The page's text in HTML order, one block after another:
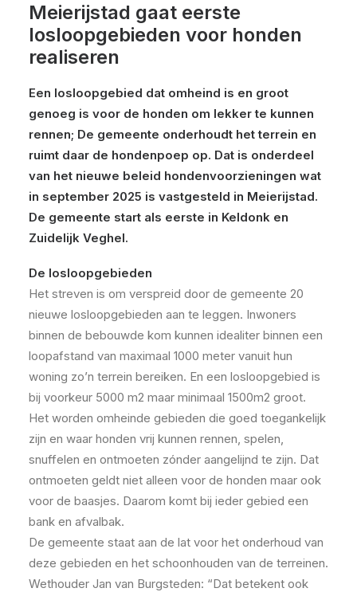
Meierijstad gaat eerste
losloopgebieden voor honden
realiseren
Een losloopgebied dat omheind is en groot
genoeg is voor de honden om lekker te kunnen
rennen; De gemeente onderhoudt het terrein en
ruimt daar de hondenpoep op. Dat is onderdeel
van het nieuwe beleid hondenvoorzieningen wat
in september 2025 is vastgesteld in Meierijstad.
De gemeente start als eerste in Keldonk en
Zuidelijk Veghel.
De losloopgebieden
Het streven is om verspreid door de gemeente 20
nieuwe losloopgebieden aan te leggen. Inwoners
binnen de bebouwde kom kunnen idealiter binnen een
loopafstand van maximaal 1000 meter vanuit hun
woning zo’n terrein bereiken. En een losloopgebied is
bij voorkeur 5000 m2 maar minimaal 1500m2 groot.
Het worden omheinde gebieden die goed toegankelijk
zijn en waar honden vrij kunnen rennen, spelen,
snuffelen en ontmoeten zónder aangelijnd te zijn. Dat
ontmoeten geldt niet alleen voor de honden maar ook
voor de baasjes. Daarom komt bij ieder gebied een
bank en afvalbak.
De gemeente staat aan de lat voor het onderhoud van
deze gebieden en het schoonhouden van de terreinen.
Wethouder Jan van Burgsteden: “Dat betekent ook